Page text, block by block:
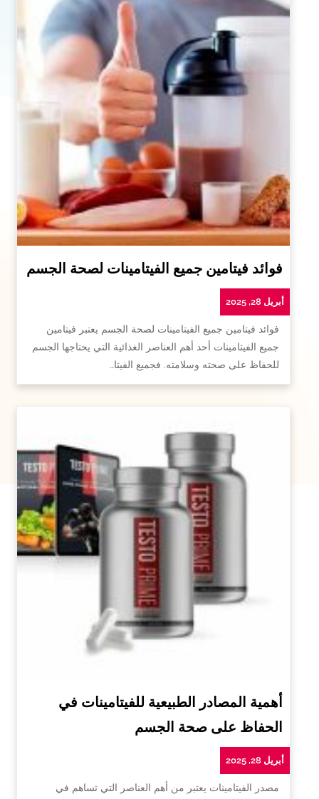
فوائد فيتامين جميع الفيتامينات لصحة الجسم
أبريل 28, 2025
فوائد فيتامين جميع الفيتامينات لصحة الجسم يعتبر فيتامين
جميع الفيتامينات أحد أهم العناصر الغذائية التي يحتاجها الجسم
للحفاظ على صحته وسلامته. فجميع الفيتا…
أهمية المصادر الطبيعية للفيتامينات في
الحفاظ على صحة الجسم
أبريل 28, 2025
مصدر الفيتامينات يعتبر من أهم العناصر التي تساهم في